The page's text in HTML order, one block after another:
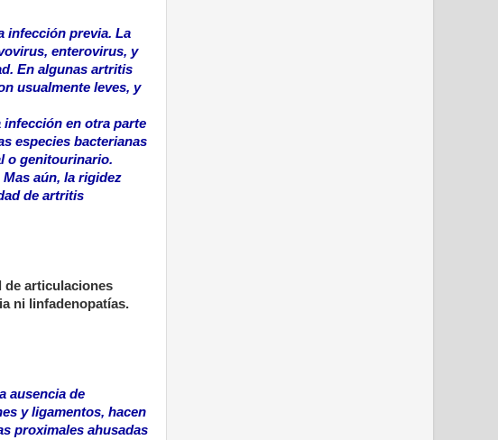
infección previa. La
enterovirus, y
En algunas artritis
usualmente leves, y
infección en otra parte
especies bacterianas
o genitourinario.
aún, la rigidez
de artritis
de articulaciones
ni linfadenopatías.
ausencia de
y ligamentos, hacen
proximales ahusadas